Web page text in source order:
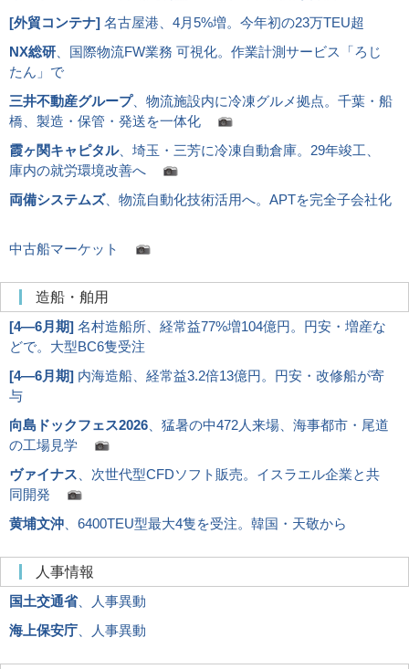
[外貿コンテナ] 名古屋港、4月5%増。今年初の23万TEU超
NX総研 、国際物流FW業務 可視化。作業計測サービス「ろじ
たん」で
三井不動産グループ、物流施設内に冷凍グルメ拠点。千葉・船
橋、製造・保管・発送を一体化
霞ヶ関キャピタル、埼玉・三芳に冷凍自動倉庫。29年竣工、
庫内の就労環境改善へ
両備システムズ、物流自動化技術活用へ。APTを完全子会社化
中古船マーケット
造船・舶用
[4―6月期] 名村造船所、経常益77%増104億円。円安・増産な
どで。大型BC6隻受注
[4―6月期] 内海造船、経常益3.2倍13億円。円安・改修船が寄
与
向島ドックフェス2026 、猛暑の中472人来場、海事都市・尾道
の工場見学
ヴァイナス 、次世代型CFDソフト販売。イスラエル企業と共
同開発
黄埔文沖 、6400TEU型最大4隻を受注。韓国・天敬から
人事情報
国土交通省、人事異動
海上保安庁 、人事異動